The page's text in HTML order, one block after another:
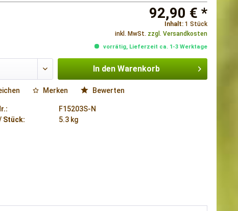
92,90 € *
Inhalt: 1 Stück
inkl. MwSt. zzgl. Versandkosten
vorrätig, Lieferzeit ca. 1-3 Werktage
In den Warenkorb
Merken Bewerten
F15203S-N
Stück:
5.3 kg